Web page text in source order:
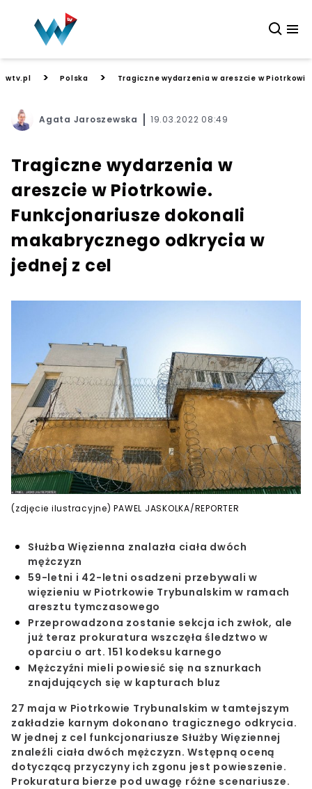
wtv.pl > Polska > Tragiczne wydarzenia w areszcie w
Agata Jaroszewska 19.03.2022 08:49
Tragiczne wydarzenia w
areszcie w Piotrkowie.
Funkcjonariusze dokonali
makabrycznego odkrycia w
jednej z cel
(zdjęcie ilustracyjne) PAWEL JASKOLKA/REPORTER
Służba Więzienna znalazła ciała dwóch
mężczyzn
59-letni i 42-letni osadzeni przebywali w
więzieniu w Piotrkowie Trybunalskim w ramach
aresztu tymczasowego
Przeprowadzona zostanie sekcja ich zwłok, ale
już teraz prokuratura wszczęła śledztwo w
oparciu o art. 151 kodeksu karnego
Mężczyźni mieli powiesić się na sznurkach
znajdujących się w kapturach bluz
27 maja w Piotrkowie Trybunalskim w tamtejszym
zakładzie karnym dokonano tragicznego odkrycia.
W jednej z cel funkcjonariusze Służby Więziennej
znaleźli ciała dwóch mężczyzn. Wstępną oceną
dotyczącą przyczyny ich zgonu jest powieszenie.
Prokuratura bierze pod uwagę różne scenariusze.